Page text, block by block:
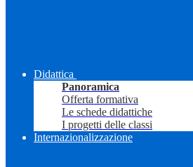
Didattica
Panoramica
Offerta formativa
Le schede didattiche
I progetti delle classi
Internazionalizzazione